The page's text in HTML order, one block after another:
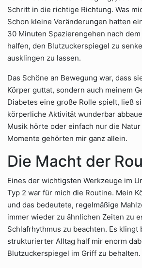
Schritt in die richtige Richtung. Was
Schon kleine Veränderungen hatten
30 Minuten Spazierengehen nach
halfen, den Blutzuckerspiegel zu
ausklingen zu lassen.
Das Schöne an Bewegung war, dass
Körper guttat, sondern auch meinem
Diabetes eine große Rolle spielt, ließ
körperliche Aktivität wunderbar
Musik hörte oder einfach nur die
Momente gehörten mir ganz allein.
Die Macht der
Eines der wichtigsten Werkzeuge im
Typ 2 war für mich die Routine. Mein
und das bedeutete, regelmäßige
immer wieder zu ähnlichen Zeiten zu
Schlafrhythmus zu beachten. Es klingt
strukturierter Alltag half mir enorm
Blutzuckerspiegel im Griff zu behalten.